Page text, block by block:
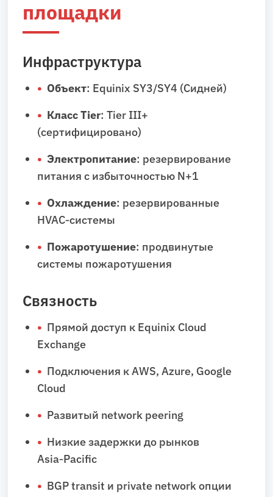
площадки
Инфраструктура
Объект: Equinix SY3/SY4 (Сидней)
Класс Tier: Tier III+
(сертифицировано)
Электропитание: резервирование
питания с избыточностью N+1
Охлаждение: резервированные
HVAC‑системы
Пожаротушение: продвинутые
системы пожаротушения
Связность
Прямой доступ к Equinix Cloud
Exchange
Подключения к AWS, Azure, Google
Cloud
Развитый network peering
Низкие задержки до рынков
Asia‑Pacific
BGP transit и private network опции